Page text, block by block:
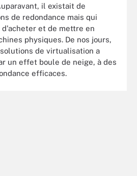
il existait de
de redondance mais qui
et de mettre en
physiques. De nos jours,
de virtualisation a
un effet boule de neige, à des
efficaces.